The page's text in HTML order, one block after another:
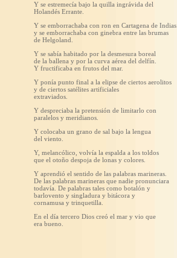
Y se estremecía bajo la quilla ingrávida del
Holandés Errante.
Y se emborrachaba con ron en Cartagena de Indias
y se emborrachaba con ginebra entre las brumas
de Helgoland.
Y se sabía habitado por la desmesura boreal
de la ballena y por la curva aérea del delfín.
Y fructificaba en frutos del mar.
Y ponía punto final a la elipse de ciertos aerolitos
y de ciertos satélites artificiales
extraviados.
Y despreciaba la pretensión de limitarlo con
paralelos y meridianos.
Y colocaba un grano de sal bajo la lengua
del viento.
Y, melancólico, volvía la espalda a los toldos
que el otoño despoja de lonas y colores.
Y aprendió el sentido de las palabras marineras.
De las palabras marineras que nadie pronunciara
todavía. De palabras tales como botalón y
barlovento y singladura y bitácora y
cornamusa y trinquetilla.
En el día tercero Dios creó el mar y vio que
era bueno.